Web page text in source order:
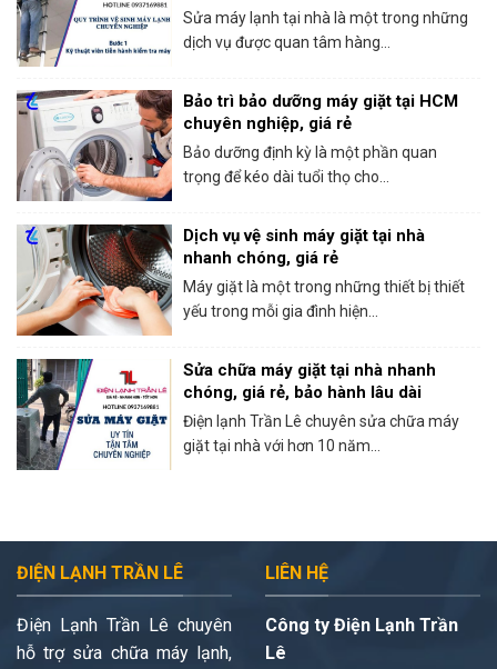
Sửa máy lạnh tại nhà là một trong những
dịch vụ được quan tâm hàng...
Bảo trì bảo dưỡng máy giặt tại HCM
chuyên nghiệp, giá rẻ
Bảo dưỡng định kỳ là một phần quan
trọng để kéo dài tuổi thọ cho...
Dịch vụ vệ sinh máy giặt tại nhà
nhanh chóng, giá rẻ
Máy giặt là một trong những thiết bị thiết
yếu trong mỗi gia đình hiện...
Sửa chữa máy giặt tại nhà nhanh
chóng, giá rẻ, bảo hành lâu dài
Điện lạnh Trần Lê chuyên sửa chữa máy
giặt tại nhà với hơn 10 năm...
ĐIỆN LẠNH TRẦN LÊ
Điện Lạnh Trần Lê chuyên
hỗ trợ sửa chữa máy lạnh,
LIÊN HỆ
Công ty Điện Lạnh Trần
Lê